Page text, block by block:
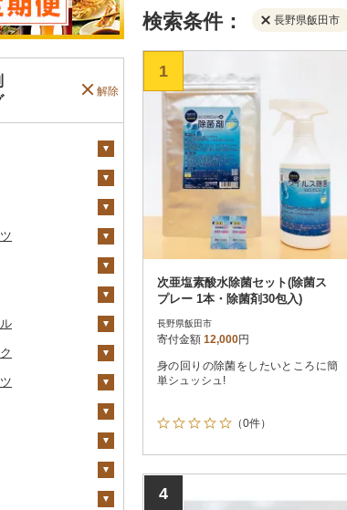
解除
）
グ
ビーフ
ャーキー
肉（加工品）
ゃぶ
）
グ
ジ・ウインナ
肉）
ーセージ
ま
肉（ジンギス
ニ
ぶ
ニ
ビ
ビ
こ
卵
ビ）
キ）
モン
か
リ
り
工品
カット
ープル
ア
どう・マスカ
フランス
も
も
も
トマト
ト
酒
・クラフトビ
ルウォーター
豆
ィーバッグ
ュース
ュー
検索条件： 長野県飯田市
1
次亜塩素酸水除菌セット(除菌ス
プレー 1本・除菌剤30包入)
長野県飯田市
寄付金額 12,000円
身の回りの除菌をしたいところに簡
単シュッシュ!
（0件）
4